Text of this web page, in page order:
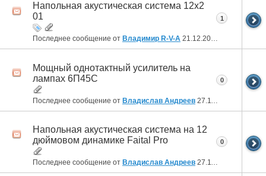
Напольная акустическая система 12х2
01
Последнее сообщение от Владимир R-V-A 21.12.2020
1
Мощный однотактный усилитель на
лампах 6П45С
Последнее сообщение от Владислав Андреев 27.11.2020
0
Напольная акустическая система на 12
дюймовом динамике Faital Pro
Последнее сообщение от Владислав Андреев 27.11.2020
0